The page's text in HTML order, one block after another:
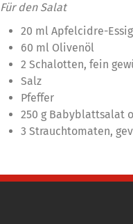
Für den Salat
20 ml Apfelcidre-Essig
60 ml Olivenöl
2 Schalotten, fein
Salz
Pfeffer
250 g Babyblattsalat
3 Strauchtomaten,